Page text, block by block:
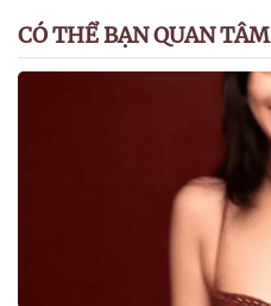
CÓ THỂ BẠN QUAN TÂM